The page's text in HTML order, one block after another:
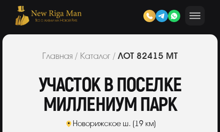
Главная / Каталог / ЛОТ 82415 МТ
УЧАСТОК В ПОСЕЛКЕ
МИЛЛЕНИУМ ПАРК
Новорижское ш. (19 км)